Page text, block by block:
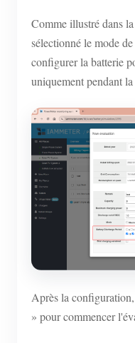
Comme illustré dans
sélectionné le mode
configurer la batterie
uniquement pendant
Après la
» pour commencer